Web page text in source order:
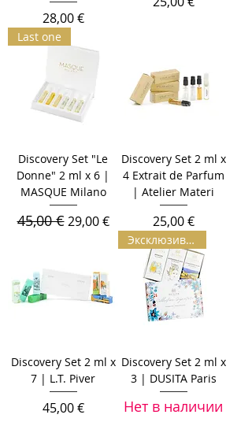
Цена
28,00 €
Last one
Discovery Set "Le
Donne" 2 ml x 6 |
MASQUE Milano
Обычная цена
45,00 € Цена со скидкой
29,00 €
Discovery Set 2 ml x
4 Extrait de Parfum
| Atelier Materi
Цена
25,00 €
Discovery Set 2 ml x
7 | L.T. Piver
Цена
45,00 €
Эксклюзив | L.E.
Discovery Set 2 ml x
3 | DUSITA Paris
Нет в наличии